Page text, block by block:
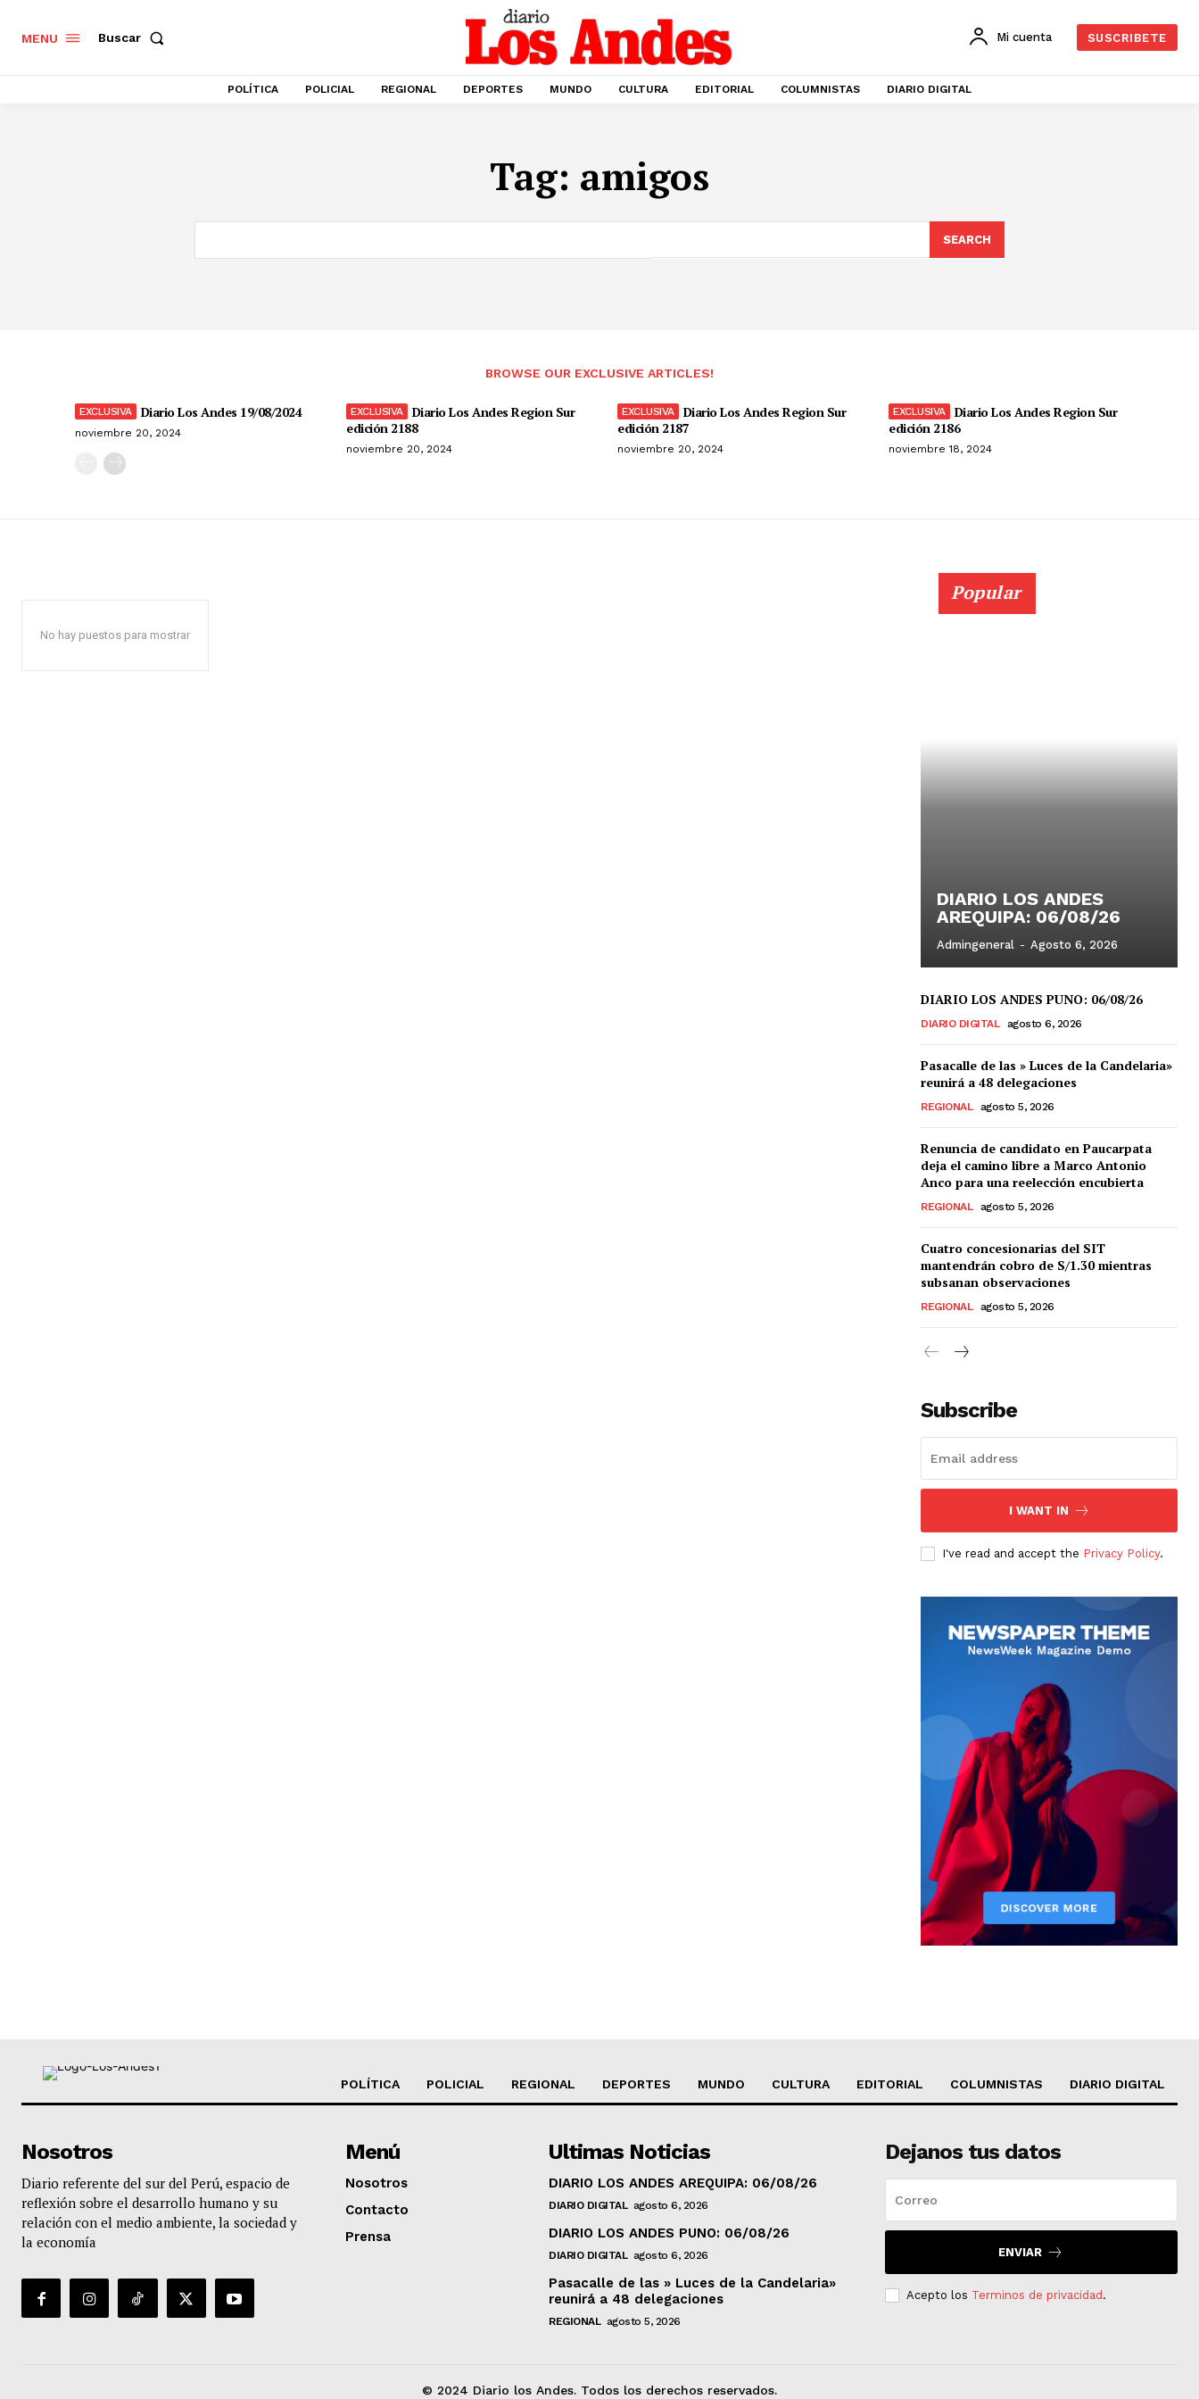
MENU Buscar Mi cuenta SUSCRIBETE
POLÍTICA POLICIAL REGIONAL DEPORTES MUNDO CULTURA EDITORIAL COLUMNISTAS DIARIO DIGITAL
Tag: amigos
SEARCH
BROWSE OUR EXCLUSIVE ARTICLES!
Diario Los Andes 19/08/2024
noviembre 20, 2024
Diario Los Andes Region Sur
edición 2188
noviembre 20, 2024
Diario Los Andes Region Sur
edición 2187
noviembre 20, 2024
Diario Los Andes Region Sur
edición 2186
noviembre 18, 2024
No hay puestos para mostrar
Popular
DIARIO LOS ANDES
AREQUIPA: 06/08/26
Admingeneral - Agosto 6, 2026
DIARIO LOS ANDES PUNO: 06/08/26
DIARIO DIGITAL agosto 6, 2026
Pasacalle de las » Luces de la Candelaria»
reunirá a 48 delegaciones
REGIONAL agosto 5, 2026
Renuncia de candidato en Paucarpata
deja el camino libre a Marco Antonio
Anco para una reelección encubierta
REGIONAL agosto 5, 2026
Cuatro concesionarias del SIT
mantendrán cobro de S/1.30 mientras
subsanan observaciones
REGIONAL agosto 5, 2026
Subscribe
I WANT IN
I've read and accept the Privacy Policy.
POLÍTICA POLICIAL REGIONAL DEPORTES MUNDO CULTURA EDITORIAL COLUMNISTAS DIARIO DIGITAL
Nosotros
Diario referente del sur del Perú, espacio de
reflexión sobre el desarrollo humano y su
relación con el medio ambiente, la sociedad y
la economía
Menú
Nosotros
Contacto
Prensa
Ultimas Noticias
DIARIO LOS ANDES AREQUIPA: 06/08/26
DIARIO DIGITAL agosto 6, 2026
DIARIO LOS ANDES PUNO: 06/08/26
DIARIO DIGITAL agosto 6, 2026
Pasacalle de las » Luces de la Candelaria»
reunirá a 48 delegaciones
REGIONAL agosto 5, 2026
Dejanos tus datos
ENVIAR
Acepto los Terminos de privacidad .
© 2024 Diario los Andes. Todos los derechos reservados.